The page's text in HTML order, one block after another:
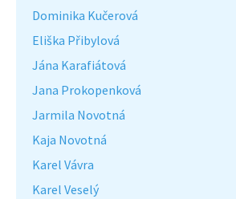
Dominika Kučerová
Eliška Přibylová
Jána Karafiátová
Jana Prokopenková
Jarmila Novotná
Kaja Novotná
Karel Vávra
Karel Veselý